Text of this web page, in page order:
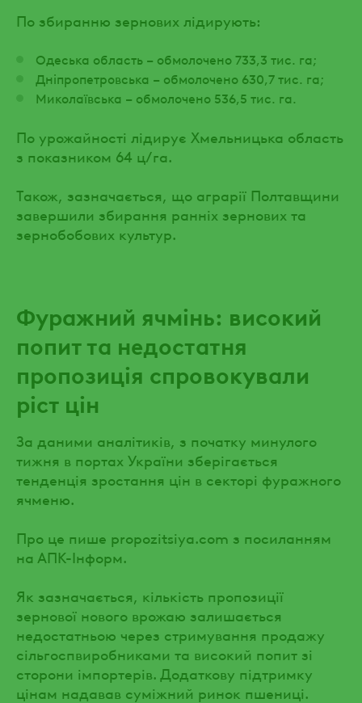
По збиранню зернових лідирують:
Одеська область – обмолочено 733,3 тис. га;
Дніпропетровська – обмолочено 630,7 тис. га;
Миколаївська – обмолочено 536,5 тис. га.
По урожайності лідирує Хмельницька область
з показником 64 ц/га.
Також, зазначається, що аграрії Полтавщини
завершили збирання ранніх зернових та
зернобобових культур.
Фуражний ячмінь: високий
попит та недостатня
пропозиція спровокували
ріст цін
За даними аналітиків, з початку минулого
тижня в портах України зберігається
тенденція зростання цін в секторі фуражного
ячменю.
Про це пише propozitsiya.com з посиланням
на АПК-Інформ.
Як зазначається, кількість пропозиції
зернової нового врожаю залишається
недостатньою через стримування продажу
сільгоспвиробниками та високий попит зі
сторони імпортерів. Додаткову підтримку
цінам надавав суміжний ринок пшениці.